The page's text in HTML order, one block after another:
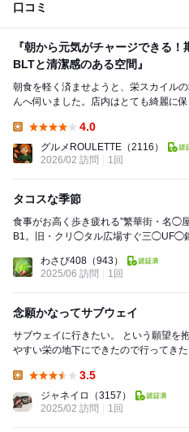
口コミ
『朝から元気がチャージできる
BLTと清潔感のある空間』
朝食を軽く済ませようと、栄スカイル
んへ伺いました。店内はとても綺麗に
4.0
グルメROULETTE （2116）
2026/02 訪問
1回
タコスな季節
食事がお高く歩き疲れる”繁華街・名◯
B1。旧・クリ◯タル広場すぐ三◯UF◯
わさび408 （943）
2025/06 訪問
1回
念願かなってサブウェイ
サブウェイに行きたい。 という願望を抱えたまま幾星霜。 ようやく行き
やすい栄の地下にできたので行ってきた。 野菜が詰め込まれている
3.5
ジャネイロ
（3157）
2025/02 訪問
1回